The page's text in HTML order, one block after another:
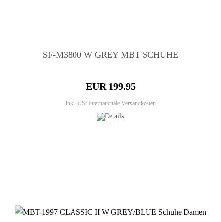
SF-M3800 W GREY MBT SCHUHE
EUR 199.95
inkl. USt Internationale Versandkosten